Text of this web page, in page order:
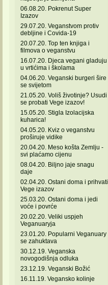
06.08.20. Pokrenut Super
Izazov
29.07.20. Veganstvom protiv
debljine i Covida-19
20.07.20. Top ten knjiga i
filmova o veganstvu
16.07.20. Djeca vegani gladuju
u vrtićima i školama
04.06.20. Veganski burgeri šire
se svijetom
21.05.20. Voliš životinje? Usudi
se probati Vege izazov!
15.05.20. Stigla Izolacijska
kuharica!
04.05.20. Kviz o veganstvu
proširuje vidike
20.04.20. Meso košta Zemlju -
svi plaćamo cijenu
08.04.20. Biljno jaje snagu
daje
02.04.20. Ostani doma i prihvati
Vege izazov
25.03.20. Ostani doma i jedi
voće i povrće
20.02.20. Veliki uspjeh
Veganuaryja
23.01.20. Popularni Veganuary
se zahuktava
30.12.19. Veganska
novogodišnja odluka
23.12.19. Veganski Božić
16.11.19. Vegansko kolinje